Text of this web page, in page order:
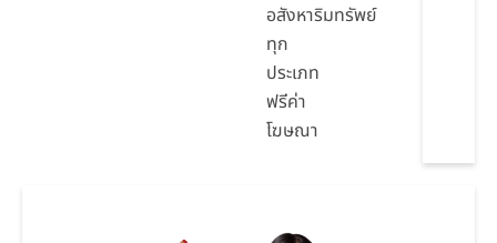
อสังหาริมทรัพย์
ทุก
ประเภท
ฟรีค่า
โฆษณา